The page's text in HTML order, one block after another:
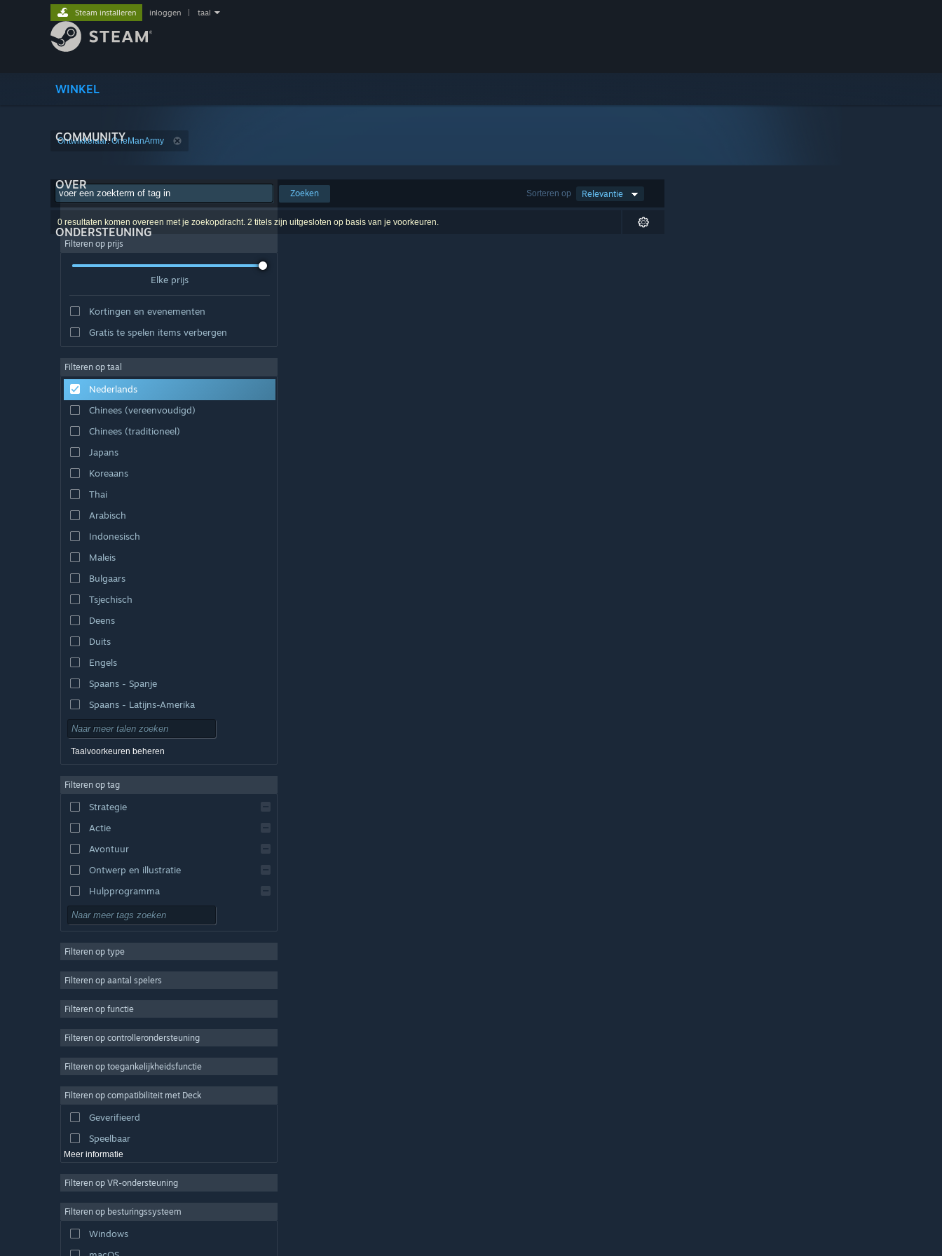
WINKEL
COMMUNITY
OVER
ONDERSTEUNING
Steam installeren inloggen taal
Ontwikkelaar: OneManArmy
Sorteren op Relevantie
Zoeken
0 resultaten komen overeen met je zoekopdracht. 2 titels zijn uitgesloten op basis van je voorkeuren.
Filteren op prijs
Elke prijs
Kortingen en evenementen
Gratis te spelen items verbergen
Filteren op taal
Nederlands
Chinees (vereenvoudigd)
Chinees (traditioneel)
Japans
Koreaans
Thai
Arabisch
Indonesisch
Maleis
Bulgaars
Tsjechisch
Deens
Duits
Engels
Spaans - Spanje
Spaans - Latijns-Amerika
Taalvoorkeuren beheren
Filteren op tag
Strategie
Actie
Avontuur
Ontwerp en illustratie
Hulpprogramma
Gratis te spelen
MMO
Casual
Sim
Videoproductie
Fotobewerking
Filteren op type
Filteren op aantal spelers
Filteren op functie
Filteren op controllerondersteuning
Filteren op toegankelijkheidsfunctie
Filteren op compatibiliteit met Deck
Geverifieerd
Speelbaar
Meer informatie
Filteren op VR-ondersteuning
Filteren op besturingssysteem
Windows